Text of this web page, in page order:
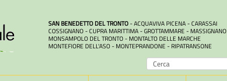
SAN BENEDETTO DEL TRONTO- ACQUAVIVA PICENA - CARASSAI
COSSIGNANO - CUPRA MARITTIMA - GROTTAMMARE - MASSIGNANO
MONSAMPOLO DEL TRONTO - MONTALTO DELLE MARCHE
MONTEFIORE DELL'ASO - MONTEPRANDONE - RIPATRANSONE